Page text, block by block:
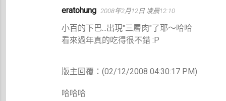
eratohung 2008年2月12日 凌晨12:10
小百的下巴...出現"三層肉"了耶～哈哈
看來過年真的吃得很不錯 :P
版主回覆：(02/12/2008 04:30:17 PM)
哈哈哈